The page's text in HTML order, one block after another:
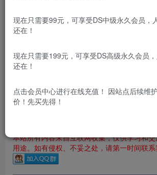
本站付费资源为网络虚拟产品，由于网络资
本站内容分为：登录回复下载，积分下载，
载及登录回复下载，都为免费资源，积分只
得！
本站所有内容来自互联网收集，仅供学习和
用途。如有侵权、不妥之处，请第一时间联系
现在只需要99元，可享受DS中级永久会员，
还在！
现在只需要199元，可享受DS高级永久会员
还在！
点击会员中心进行在线充值！ 因站点后续维
价！先买先得！